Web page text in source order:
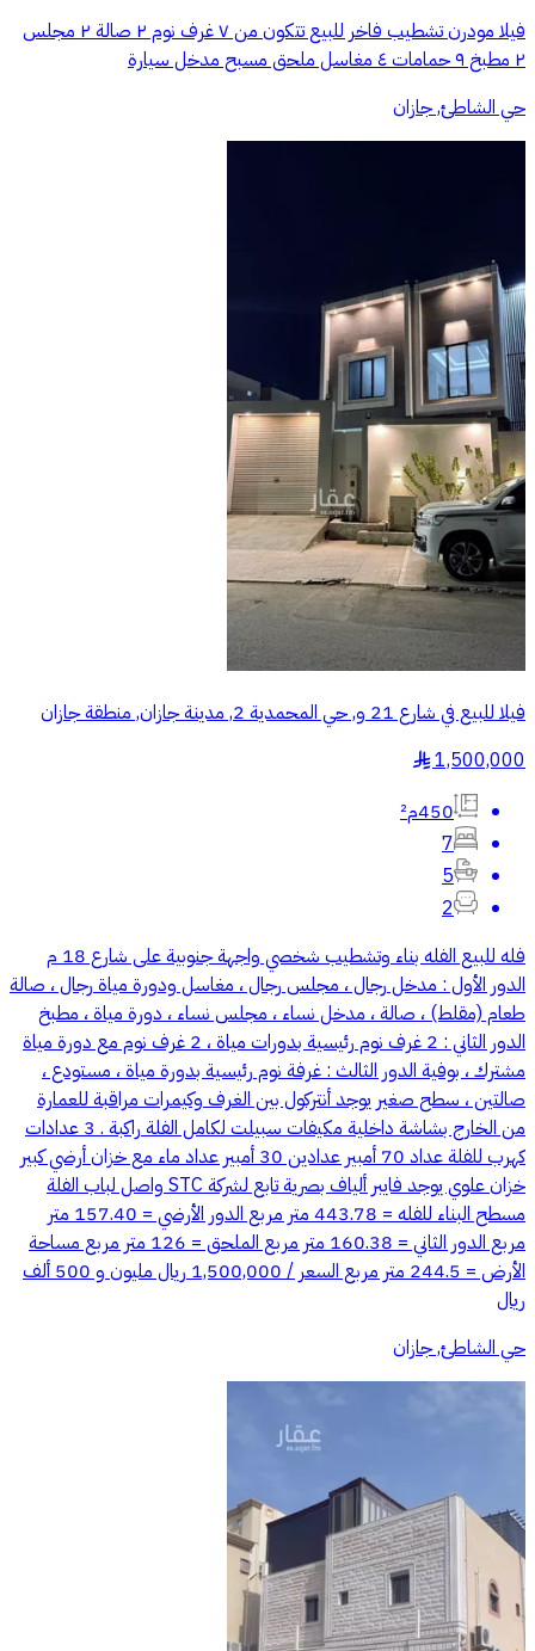
فيلا مودرن تشطيب فاخر للبيع تتكون من ٧ غرف نوم ٢ صالة ٢ مجلس
٢ مطبخ ٩ حمامات ٤ مغاسل ملحق مسبح مدخل سيارة
حي الشاطئ, جازان
فيلا للبيع في شارع 21 و, حي المحمدية 2, مدينة جازان, منطقة جازان
1,500,000
§
450م²
7
5
2
فله للبيع الفله بناء وتشطيب شخصي واجهة جنوبية على شارع 18 م
الدور الأول : مدخل رجال ، مجلس رجال ، مغاسل ودورة مياة رجال ، صالة
طعام (مقلط) ، صالة ، مدخل نساء ، مجلس نساء ، دورة مياة ، مطبخ
الدور الثاني : 2 غرف نوم رئيسية بدورات مياة ، 2 غرف نوم مع دورة مياة
مشترك ، بوفية الدور الثالث : غرفة نوم رئيسية بدورة مياة ، مستودع ،
صالتين ، سطح صغير يوجد أنتركول بين الغرف وكيمرات مراقبة للعمارة
من الخارج بشاشة داخلية مكيفات سبيلت لكامل الفلة راكبة . 3 عدادات
كهرب للفلة عداد 70 أمبير عدادين 30 أمبير عداد ماء مع خزان أرضي كبير
خزان علوي يوجد فايبر ألياف بصرية تابع لشركة STC واصل لباب الفلة
مسطح البناء للفله = 443.78 متر مربع الدور الأرضي = 157.40 متر
مربع الدور الثاني = 160.38 متر مربع الملحق = 126 متر مربع مساحة
الأرض = 244.5 متر مربع السعر / 1,500,000 ريال مليون و 500 ألف
ريال
حي الشاطئ, جازان